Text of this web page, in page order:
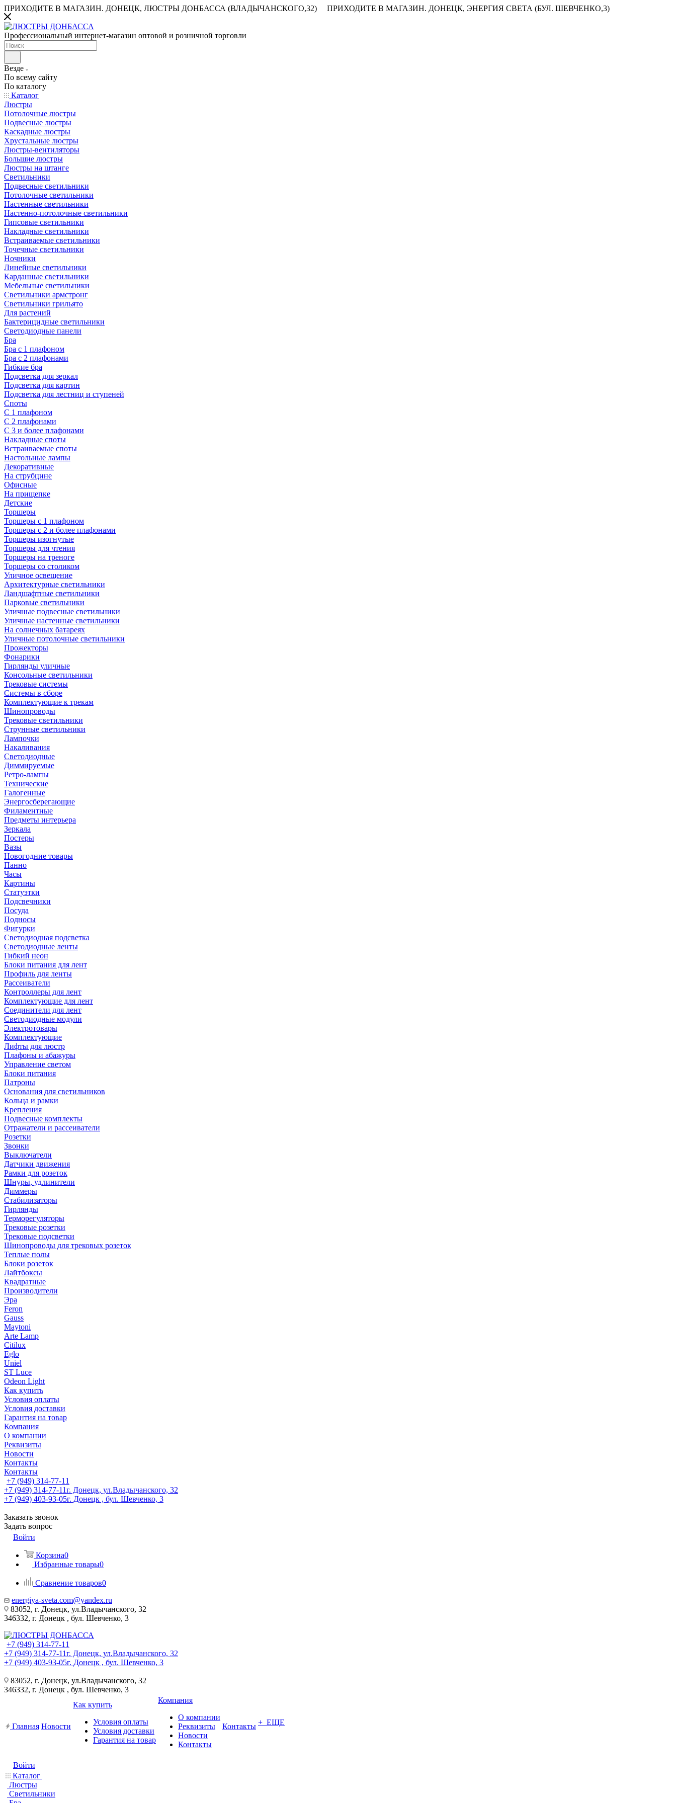
ПРИХОДИТЕ В МАГАЗИН. ДОНЕЦК, ЛЮСТРЫ ДОНБАССА (ВЛАДЫЧАНСКОГО,32) ПРИХОДИТЕ В МАГАЗИН. ДОНЕЦК, ЭНЕРГИЯ СВЕТА (БУЛ. ШЕВЧЕНКО,3)
Профессиональный интернет-магазин оптовой и розничной торговли
Везде
По всему сайту
По каталогу
Каталог
Люстры
Потолочные люстры
Подвесные люстры
Каскадные люстры
Хрустальные люстры
Люстры-вентиляторы
Большие люстры
Люстры на штанге
Светильники
Подвесные светильники
Потолочные светильники
Настенные светильники
Настенно-потолочные светильники
Гипсовые светильники
Накладные светильники
Встраиваемые светильники
Точечные светильники
Ночники
Линейные светильники
Карданные светильники
Мебельные светильники
Светильники армстронг
Светильники грильято
Для растений
Бактерицидные светильники
Светодиодные панели
Бра
Бра с 1 плафоном
Бра с 2 плафонами
Гибкие бра
Подсветка для зеркал
Подсветка для картин
Подсветка для лестниц и ступеней
Споты
С 1 плафоном
С 2 плафонами
С 3 и более плафонами
Накладные споты
Встраиваемые споты
Настольные лампы
Декоративные
На струбцине
Офисные
На прищепке
Детские
Торшеры
Торшеры с 1 плафоном
Торшеры с 2 и более плафонами
Торшеры изогнутые
Торшеры для чтения
Торшеры на треноге
Торшеры со столиком
Уличное освещение
Архитектурные светильники
Ландшафтные светильники
Парковые светильники
Уличные подвесные светильники
Уличные настенные светильники
На солнечных батареях
Уличные потолочные светильники
Прожекторы
Фонарики
Гирлянды уличные
Консольные светильники
Трековые системы
Системы в сборе
Комплектующие к трекам
Шинопроводы
Трековые светильники
Струнные светильники
Лампочки
Накаливания
Светодиодные
Диммируемые
Ретро-лампы
Технические
Галогенные
Энергосберегающие
Филаментные
Предметы интерьера
Зеркала
Постеры
Вазы
Новогодние товары
Панно
Часы
Картины
Статуэтки
Подсвечники
Посуда
Подносы
Фигурки
Светодиодная подсветка
Светодиодные ленты
Гибкий неон
Блоки питания для лент
Профиль для ленты
Рассеиватели
Контроллеры для лент
Комплектующие для лент
Соединители для лент
Светодиодные модули
Электротовары
Комплектующие
Лифты для люстр
Плафоны и абажуры
Управление светом
Блоки питания
Патроны
Основания для светильников
Кольца и рамки
Крепления
Подвесные комплекты
Отражатели и рассеиватели
Розетки
Звонки
Выключатели
Датчики движения
Рамки для розеток
Шнуры, удлинители
Диммеры
Стабилизаторы
Гирлянды
Терморегуляторы
Трековые розетки
Трековые подсветки
Шинопроводы для трековых розеток
Теплые полы
Блоки розеток
Лайтбоксы
Квадратные
Производители
Эра
Feron
Gauss
Maytoni
Arte Lamp
Citilux
Eglo
Uniel
ST Luce
Odeon Light
Как купить
Условия оплаты
Условия доставки
Гарантия на товар
Компания
О компании
Реквизиты
Новости
Контакты
Контакты
+7 (949) 314-77-11
+7 (949) 314-77-11г. Донецк, ул.Владычанского, 32
+7 (949) 403-93-05г. Донецк , бул. Шевченко, 3
Заказать звонок
Задать вопрос
Войти
Корзина0
Избранные товары0
Сравнение товаров0
energiya-sveta.com@yandex.ru
83052, г. Донецк, ул.Владычанского, 32
346332, г. Донецк , бул. Шевченко, 3
+7 (949) 314-77-11
+7 (949) 314-77-11г. Донецк, ул.Владычанского, 32
+7 (949) 403-93-05г. Донецк , бул. Шевченко, 3
83052, г. Донецк, ул.Владычанского, 32
346332, г. Донецк , бул. Шевченко, 3
Главная Новости
Как купить
Условия оплаты
Условия доставки
Гарантия на товар
Компания
О компании
Реквизиты
Новости
Контакты
Контакты + ЕЩЕ
Войти
Каталог
Люстры
Светильники